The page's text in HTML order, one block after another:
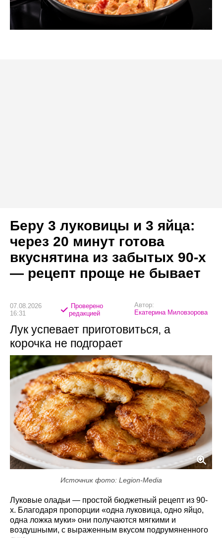
Беру 3 луковицы и 3 яйца:
через 20 минут готова
вкуснятина из забытых 90-х
— рецепт проще не бывает
07.08.2026
16:31
Проверено
редакцией
Автор:
Екатерина Миловзорова
Лук успевает приготовиться, а
корочка не подгорает
Источник фото: Legion-Media
Луковые оладьи — простой бюджетный рецепт из 90-
х. Благодаря пропорции «одна луковица, одно яйцо,
одна ложка муки» они получаются мягкими и
воздушными, с выраженным вкусом подрумяненного